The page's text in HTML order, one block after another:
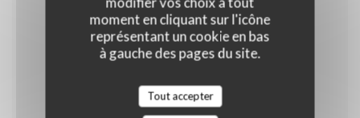
moment en cliquant sur l'icône
représentant un cookie en bas
à gauche des pages du site.
Tout accepter
un Paris-Brest revisité par le chef
GLUTEN
11,00 EUR